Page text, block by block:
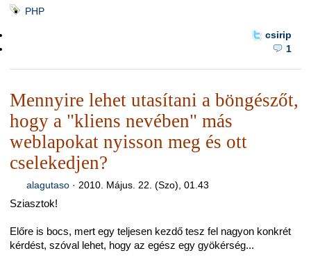
PHP
csirip
1
Mennyire lehet utasítani a böngészőt,
hogy a "kliens nevében" más
weblapokat nyisson meg és ott
cselekedjen?
alagutaso· 2010. Május. 22. (Szo), 01.43
Sziasztok!
Előre is bocs, mert egy teljesen kezdő tesz fel nagyon konkrét
kérdést, szóval lehet, hogy az egész egy gyökérség...